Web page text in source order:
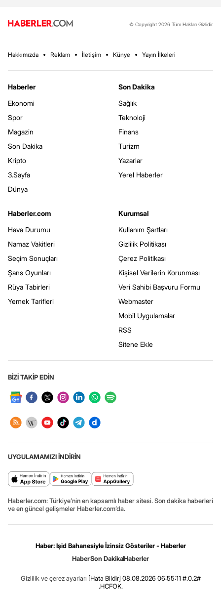
© Copyright 2026 Tüm Hakları Gizlidir.
Hakkımızda Reklam İletişim Künye Yayın İlkeleri
Haberler
Ekonomi
Spor
Magazin
Son Dakika
Kripto
3.Sayfa
Dünya
Son Dakika
Sağlık
Teknoloji
Finans
Turizm
Yazarlar
Yerel Haberler
Haberler.com
Hava Durumu
Namaz Vakitleri
Seçim Sonuçları
Şans Oyunları
Rüya Tabirleri
Yemek Tarifleri
Kurumsal
Kullanım Şartları
Gizlilik Politikası
Çerez Politikası
Kişisel Verilerin Korunması
Veri Sahibi Başvuru Formu
Webmaster
Mobil Uygulamalar
RSS
Sitene Ekle
BİZİ TAKİP EDİN
UYGULAMAMIZI İNDİRİN
Haberler.com: Türkiye’nin en kapsamlı haber sitesi. Son dakika haberleri
ve en güncel gelişmeler Haberler.com’da.
Haber: Işid Bahanesiyle İzinsiz Gösteriler - Haberler
HaberSon DakikaHaberler
Gizlilik ve çerez ayarları [Hata Bildir] 08.08.2026 06:55:11 #.0.2#
.HCFOK.